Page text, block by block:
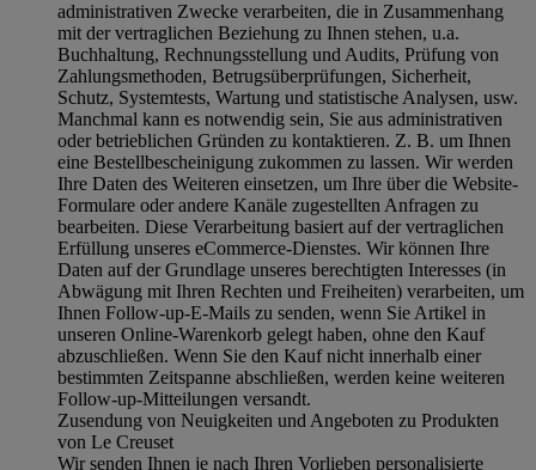
administrativen Zwecke verarbeiten, die in Zusammenhang
mit der vertraglichen Beziehung zu Ihnen stehen, u.a.
Buchhaltung, Rechnungsstellung und Audits, Prüfung von
Zahlungsmethoden, Betrugsüberprüfungen, Sicherheit,
Schutz, Systemtests, Wartung und statistische Analysen, usw.
Manchmal kann es notwendig sein, Sie aus administrativen
oder betrieblichen Gründen zu kontaktieren. Z. B. um Ihnen
eine Bestellbescheinigung zukommen zu lassen. Wir werden
Ihre Daten des Weiteren einsetzen, um Ihre über die Website-
Formulare oder andere Kanäle zugestellten Anfragen zu
bearbeiten. Diese Verarbeitung basiert auf der vertraglichen
Erfüllung unseres eCommerce-Dienstes. Wir können Ihre
Daten auf der Grundlage unseres berechtigten Interesses (in
Abwägung mit Ihren Rechten und Freiheiten) verarbeiten, um
Ihnen Follow-up-E-Mails zu senden, wenn Sie Artikel in
unseren Online-Warenkorb gelegt haben, ohne den Kauf
abzuschließen. Wenn Sie den Kauf nicht innerhalb einer
bestimmten Zeitspanne abschließen, werden keine weiteren
Follow-up-Mitteilungen versandt.
Zusendung von Neuigkeiten und Angeboten zu Produkten
von Le Creuset
Wir senden Ihnen je nach Ihren Vorlieben personalisierte